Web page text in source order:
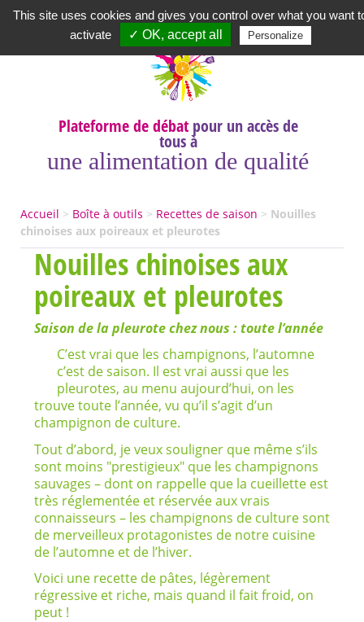
Plateforme de débatpour un accès de
tous à
une alimentation de qualité
Accueil > Boîte à outils > Recettes de saison > Nouilles
chinoises aux poireaux et pleurotes
Nouilles chinoises aux
poireaux et pleurotes
Saison de la pleurote chez nous : toute l’année
C’est vrai que les champignons, l’automne
c’est de saison. Il est vrai aussi que les
pleurotes, au menu aujourd’hui, on les
trouve toute l’année, vu qu’il s’agit d’un
champignon de culture.
Tout d’abord, je veux souligner que même s’ils
sont moins "prestigieux" que les champignons
sauvages – dont on rappelle que la cueillette est
très réglementée et réservée aux vrais
connaisseurs – les champignons de culture sont
de merveilleux protagonistes de notre cuisine
de l’automne et de l’hiver.
Voici une recette de pâtes, légèrement
régressive et riche, mais quand il fait froid, on
peut !
Newsletter|A propos|Contact| | |
This site uses cookies and gives you control over what you want
activate
✓ OK, accept all Personalize